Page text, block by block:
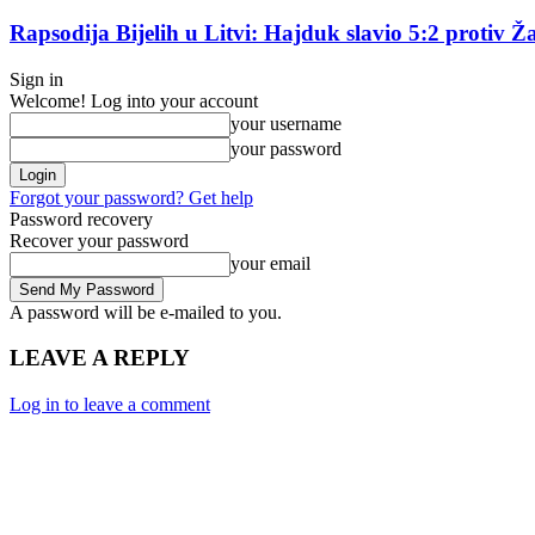
Rapsodija Bijelih u Litvi: Hajduk slavio 5:2 protiv
Sign in
Welcome! Log into your account
your username
your password
Forgot your password? Get help
Password recovery
Recover your password
your email
A password will be e-mailed to you.
LEAVE A REPLY
Log in to leave a comment